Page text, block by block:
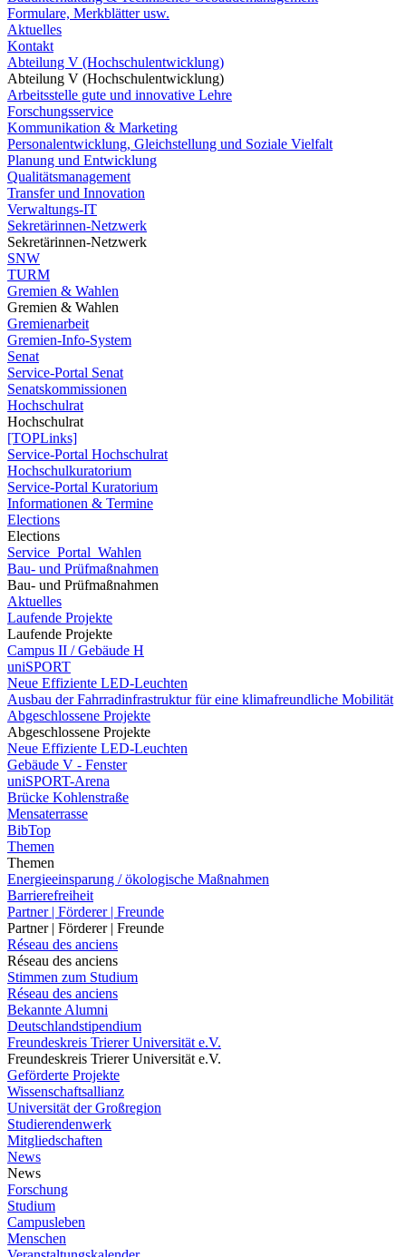
Formulare, Merkblätter usw.
Aktuelles
Kontakt
Abteilung V (Hochschulentwicklung)
Abteilung V (Hochschulentwicklung)
Arbeitsstelle gute und innovative Lehre
Forschungsservice
Kommunikation & Marketing
Personalentwicklung, Gleichstellung und Soziale Vielfalt
Planung und Entwicklung
Qualitätsmanagement
Transfer und Innovation
Verwaltungs-IT
Sekretärinnen-Netzwerk
Sekretärinnen-Netzwerk
SNW
TURM
Gremien & Wahlen
Gremien & Wahlen
Gremienarbeit
Gremien-Info-System
Senat
Service-Portal Senat
Senatskommissionen
Hochschulrat
Hochschulrat
[TOPLinks]
Service-Portal Hochschulrat
Hochschulkuratorium
Service-Portal Kuratorium
Informationen & Termine
Elections
Elections
Service_Portal_Wahlen
Bau- und Prüfmaßnahmen
Bau- und Prüfmaßnahmen
Aktuelles
Laufende Projekte
Laufende Projekte
Campus II / Gebäude H
uniSPORT
Neue Effiziente LED-Leuchten
Ausbau der Fahrradinfrastruktur für eine klimafreundliche Mobilität
Abgeschlossene Projekte
Abgeschlossene Projekte
Neue Effiziente LED-Leuchten
Gebäude V - Fenster
uniSPORT-Arena
Brücke Kohlenstraße
Mensaterrasse
BibTop
Themen
Themen
Energieeinsparung / ökologische Maßnahmen
Barrierefreiheit
Partner | Förderer | Freunde
Partner | Förderer | Freunde
Réseau des anciens
Réseau des anciens
Stimmen zum Studium
Réseau des anciens
Bekannte Alumni
Deutschlandstipendium
Freundeskreis Trierer Universität e.V.
Freundeskreis Trierer Universität e.V.
Geförderte Projekte
Wissenschaftsallianz
Universität der Großregion
Studierendenwerk
Mitgliedschaften
News
News
Forschung
Studium
Campusleben
Menschen